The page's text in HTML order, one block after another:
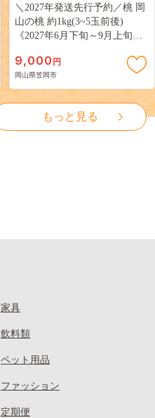
＼2027年発送先行予約／桃 岡
山の桃 約1kg(3~5玉前後)
《2027年6月下旬～9月上旬頃
岡山 はくとう スイーツ フル
ーツ 果物 デザート 旬 モモ も
も 先行予約 送料無料 果物 岡
山県 笠岡市 清水白桃 白鳳 白
麗 クール便---
kasaoka_zsy_419_100---
9,000 円
岡山県笠岡市
もっと見る
家具
飲料類
ペット用品
ファッション
定期便